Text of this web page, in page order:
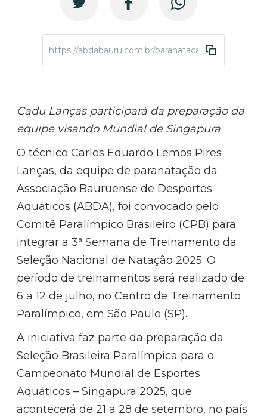
https://abdabauru.com.br/paranatacao-3semana-
Cadu Lanças participará da preparação da
equipe visando Mundial de Singapura
O técnico Carlos Eduardo Lemos Pires
Lanças, da equipe de paranatação da
Associação Bauruense de Desportes
Aquáticos (ABDA), foi convocado pelo
Comitê Paralímpico Brasileiro (CPB) para
integrar a 3ª Semana de Treinamento da
Seleção Nacional de Natação 2025. O
período de treinamentos será realizado de
6 a 12 de julho, no Centro de Treinamento
Paralímpico, em São Paulo (SP).
A iniciativa faz parte da preparação da
Seleção Brasileira Paralímpica para o
Campeonato Mundial de Esportes
Aquáticos – Singapura 2025, que
acontecerá de 21 a 28 de setembro, no país